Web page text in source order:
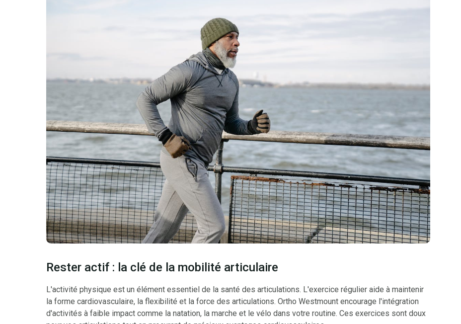
Rester actif : la clé de la mobilité articulaire
L'activité physique est un élément essentiel de la santé des articulations. L'exercice régulier aide à maintenir
la forme cardiovasculaire, la flexibilité et la force des articulations. Ortho Westmount encourage l'intégration
d'activités à faible impact comme la natation, la marche et le vélo dans votre routine. Ces exercices sont doux